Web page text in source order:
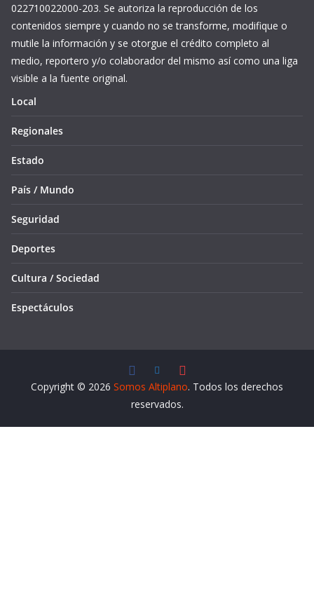
022710022000-203. Se autoriza la reproducción de los
contenidos siempre y cuando no se transforme, modifique o
mutile la información y se otorgue el crédito completo al
medio, reportero y/o colaborador del mismo así como una liga
visible a la fuente original.
Local
Regionales
Estado
País / Mundo
Seguridad
Deportes
Cultura / Sociedad
Espectáculos
Copyright © 2026 Somos Altiplano. Todos los derechos
reservados.